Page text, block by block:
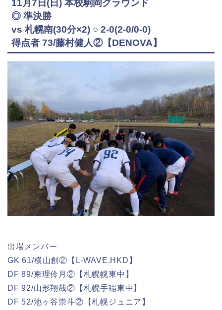
11月7日(日) 本校駒岡グラウンド
◎ 準決勝
vs 札幌南(30分×2) ○ 2-0(2-0/0-0)
得点者 73/藤村健人②【DENOVA】
出場メンバー
GK 61/横山創②【L-WAVE.HKD】
DF 89/柬理伶月②【札幌幌東中】
DF 92/山形翔哉②【札幌手稲東中】
DF 52/池ヶ谷崇斗②【札幌ジュニア】